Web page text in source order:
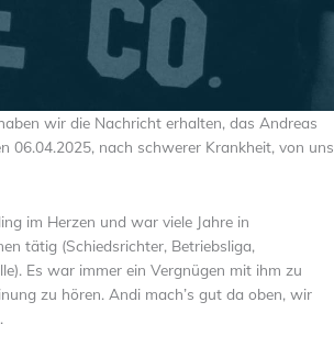
wir die Nachricht erhalten, das Andreas
06.04.2025, nach schwerer Krankheit, von uns
im Herzen und war viele Jahre in
tätig (Schiedsrichter, Betriebsliga,
Es war immer ein Vergnügen mit ihm zu
zu hören. Andi mach’s gut da oben, wir